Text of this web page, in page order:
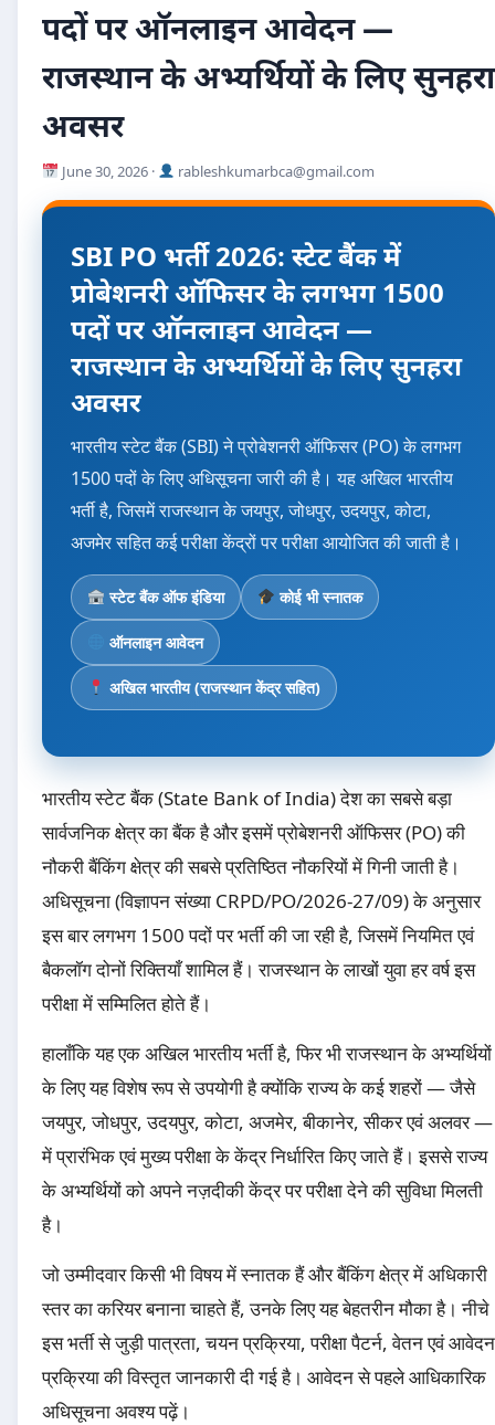
पदों पर ऑनलाइन आवेदन —
राजस्थान के अभ्यर्थियों के लिए सुनहरा
अवसर
June 30, 2026 · rableshkumarbca@gmail.com
SBI PO भर्ती 2026: स्टेट बैंक में
प्रोबेशनरी ऑफिसर के लगभग 1500
पदों पर ऑनलाइन आवेदन —
राजस्थान के अभ्यर्थियों के लिए सुनहरा
अवसर
भारतीय स्टेट बैंक (SBI) ने प्रोबेशनरी ऑफिसर (PO) के लगभग
1500 पदों के लिए अधिसूचना जारी की है। यह अखिल भारतीय
भर्ती है, जिसमें राजस्थान के जयपुर, जोधपुर, उदयपुर, कोटा,
अजमेर सहित कई परीक्षा केंद्रों पर परीक्षा आयोजित की जाती है।
स्टेट बैंक ऑफ इंडिया कोई भी स्नातक
ऑनलाइन आवेदन
अखिल भारतीय (राजस्थान केंद्र सहित)
भारतीय स्टेट बैंक (State Bank of India) देश का सबसे बड़ा
सार्वजनिक क्षेत्र का बैंक है और इसमें प्रोबेशनरी ऑफिसर (PO) की
नौकरी बैंकिंग क्षेत्र की सबसे प्रतिष्ठित नौकरियों में गिनी जाती है।
अधिसूचना (विज्ञापन संख्या CRPD/PO/2026-27/09) के अनुसार
इस बार लगभग 1500 पदों पर भर्ती की जा रही है, जिसमें नियमित एवं
बैकलॉग दोनों रिक्तियाँ शामिल हैं। राजस्थान के लाखों युवा हर वर्ष इस
परीक्षा में सम्मिलित होते हैं।
हालाँकि यह एक अखिल भारतीय भर्ती है, फिर भी राजस्थान के अभ्यर्थियों
के लिए यह विशेष रूप से उपयोगी है क्योंकि राज्य के कई शहरों — जैसे
जयपुर, जोधपुर, उदयपुर, कोटा, अजमेर, बीकानेर, सीकर एवं अलवर —
में प्रारंभिक एवं मुख्य परीक्षा के केंद्र निर्धारित किए जाते हैं। इससे राज्य
के अभ्यर्थियों को अपने नज़दीकी केंद्र पर परीक्षा देने की सुविधा मिलती
है।
जो उम्मीदवार किसी भी विषय में स्नातक हैं और बैंकिंग क्षेत्र में अधिकारी
स्तर का करियर बनाना चाहते हैं, उनके लिए यह बेहतरीन मौका है। नीचे
इस भर्ती से जुड़ी पात्रता, चयन प्रक्रिया, परीक्षा पैटर्न, वेतन एवं आवेदन
प्रक्रिया की विस्तृत जानकारी दी गई है। आवेदन से पहले आधिकारिक
अधिसूचना अवश्य पढ़ें।